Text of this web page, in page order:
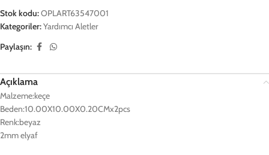
Stok kodu:OPLART63547001
Kategoriler:Yardımcı Aletler
Paylaşın:
Açıklama
Malzeme:keçe
Beden:10.00X10.00X0.20CMx2pcs
Renk:beyaz
2mm elyaf